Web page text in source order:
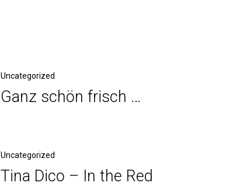
Uncategorized
Ganz schön frisch …
Uncategorized
Tina Dico – In the Red